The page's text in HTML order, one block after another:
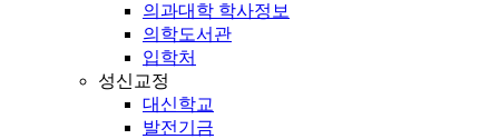
의과대학 학사정보
의학도서관
입학처
성신교정
대신학교
발전기금